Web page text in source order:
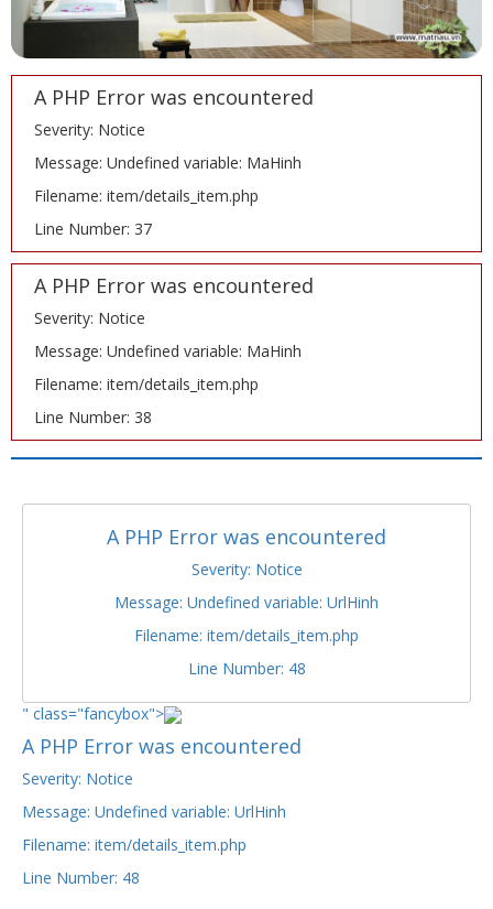
A PHP Error was encountered
Severity: Notice
Message: Undefined variable: MaHinh
Filename: item/details_item.php
Line Number: 37
A PHP Error was encountered
Severity: Notice
Message: Undefined variable: MaHinh
Filename: item/details_item.php
Line Number: 38
A PHP Error was encountered
Severity: Notice
Message: Undefined variable: UrlHinh
Filename: item/details_item.php
Line Number: 48
" class="fancybox">
A PHP Error was encountered
Severity: Notice
Message: Undefined variable: UrlHinh
Filename: item/details_item.php
Line Number: 48